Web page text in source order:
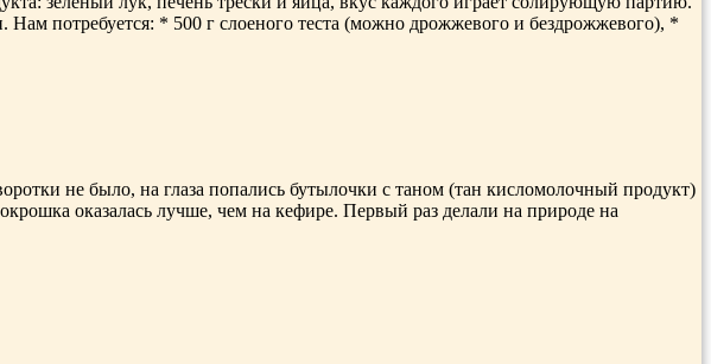
потребуется: * 500 г слоеного теста (можно дрожжевого и бездрожжевого), *
не было, на глаза попались бутылочки с таном (тан кисломолочный продукт)
оказалась лучше, чем на кефире. Первый раз делали на природе на